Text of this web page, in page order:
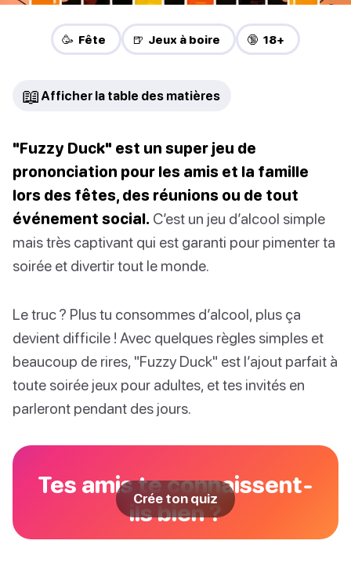
🥳 Fête 🍺 Jeux à boire 🔞 18+
📖 Afficher la table des matières
"Fuzzy Duck" est un super jeu de
prononciation pour les amis et la famille
lors des fêtes, des réunions ou de tout
événement social. C’est un jeu d’alcool simple
mais très captivant qui est garanti pour pimenter ta
soirée et divertir tout le monde.
Le truc ? Plus tu consommes d’alcool, plus ça
devient difficile ! Avec quelques règles simples et
beaucoup de rires, "Fuzzy Duck" est l’ajout parfait à
toute soirée jeux pour adultes, et tes invités en
parleront pendant des jours.
Tes amis te connaissent-
ils bien ?
Crée ton quiz